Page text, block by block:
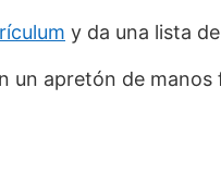
y da una lista
un apretón de